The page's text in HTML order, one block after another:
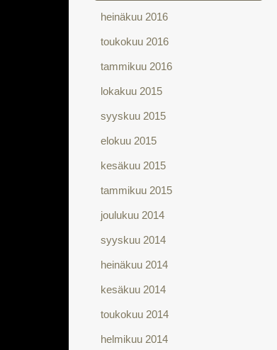
heinäkuu 2016
toukokuu 2016
tammikuu 2016
lokakuu 2015
syyskuu 2015
elokuu 2015
kesäkuu 2015
tammikuu 2015
joulukuu 2014
syyskuu 2014
heinäkuu 2014
kesäkuu 2014
toukokuu 2014
helmikuu 2014